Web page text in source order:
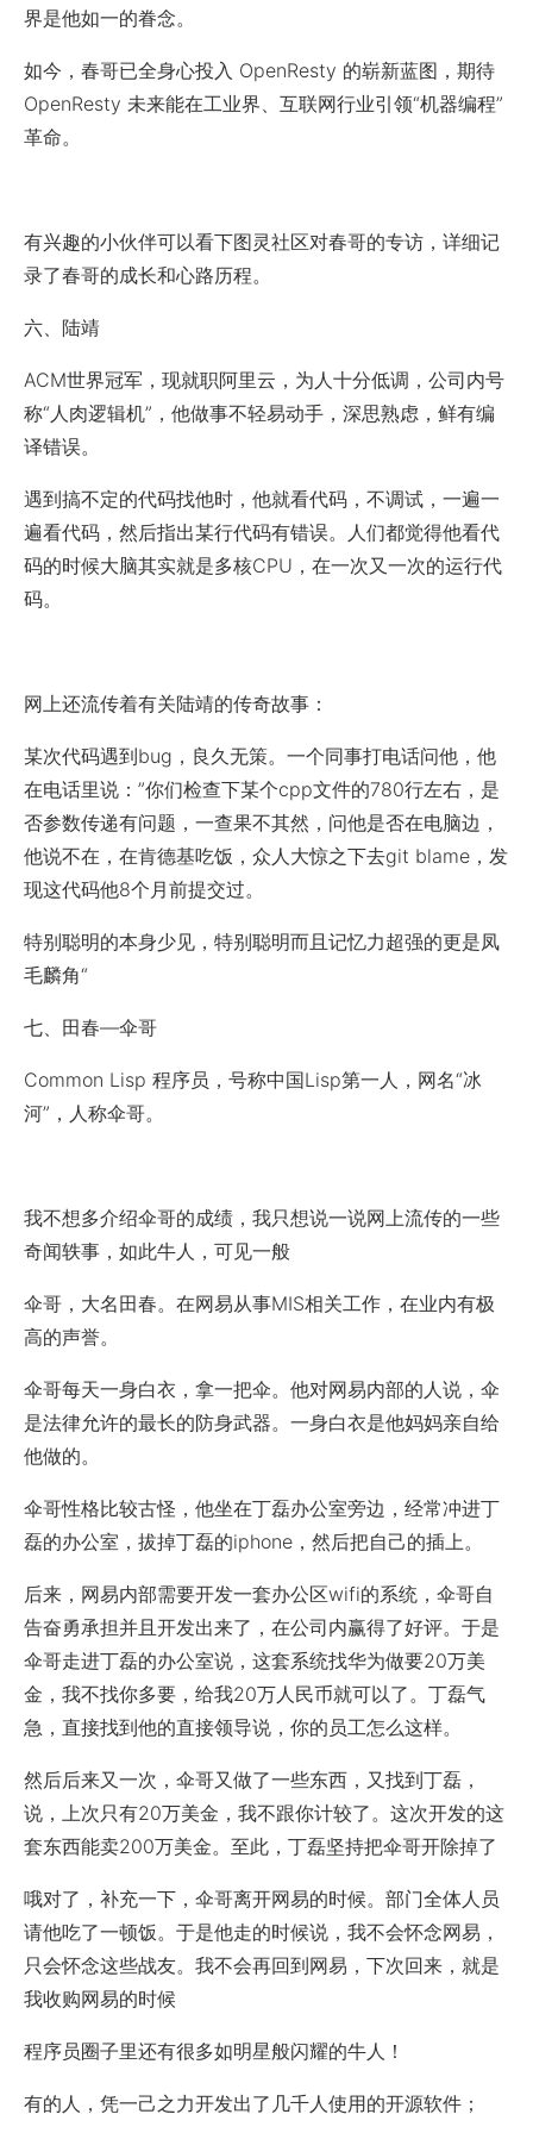
界是他如一的眷念。
如今，春哥已全身心投入 OpenResty 的崭新蓝图，期待
OpenResty 未来能在工业界、互联网行业引领“机器编程”
革命。
有兴趣的小伙伴可以看下图灵社区对春哥的专访，详细记
录了春哥的成长和心路历程。
六、陆靖
ACM世界冠军，现就职阿里云，为人十分低调，公司内号
称“人肉逻辑机”，他做事不轻易动手，深思熟虑，鲜有编
译错误。
遇到搞不定的代码找他时，他就看代码，不调试，一遍一
遍看代码，然后指出某行代码有错误。人们都觉得他看代
码的时候大脑其实就是多核CPU，在一次又一次的运行代
码。
网上还流传着有关陆靖的传奇故事：
某次代码遇到bug，良久无策。一个同事打电话问他，他
在电话里说：”你们检查下某个cpp文件的780行左右，是
否参数传递有问题，一查果不其然，问他是否在电脑边，
他说不在，在肯德基吃饭，众人大惊之下去git blame，发
现这代码他8个月前提交过。
特别聪明的本身少见，特别聪明而且记忆力超强的更是凤
毛麟角“
七、田春—伞哥
Common Lisp 程序员，号称中国Lisp第一人，网名“冰
河”，人称伞哥。
我不想多介绍伞哥的成绩，我只想说一说网上流传的一些
奇闻轶事，如此牛人，可见一般
伞哥，大名田春。在网易从事MIS相关工作，在业内有极
高的声誉。
伞哥每天一身白衣，拿一把伞。他对网易内部的人说，伞
是法律允许的最长的防身武器。一身白衣是他妈妈亲自给
他做的。
伞哥性格比较古怪，他坐在丁磊办公室旁边，经常冲进丁
磊的办公室，拔掉丁磊的iphone，然后把自己的插上。
后来，网易内部需要开发一套办公区wifi的系统，伞哥自
告奋勇承担并且开发出来了，在公司内赢得了好评。于是
伞哥走进丁磊的办公室说，这套系统找华为做要20万美
金，我不找你多要，给我20万人民币就可以了。丁磊气
急，直接找到他的直接领导说，你的员工怎么这样。
然后后来又一次，伞哥又做了一些东西，又找到丁磊，
说，上次只有20万美金，我不跟你计较了。这次开发的这
套东西能卖200万美金。至此，丁磊坚持把伞哥开除掉了
哦对了，补充一下，伞哥离开网易的时候。部门全体人员
请他吃了一顿饭。于是他走的时候说，我不会怀念网易，
只会怀念这些战友。我不会再回到网易，下次回来，就是
我收购网易的时候
程序员圈子里还有很多如明星般闪耀的牛人！
有的人，凭一己之力开发出了几千人使用的开源软件；